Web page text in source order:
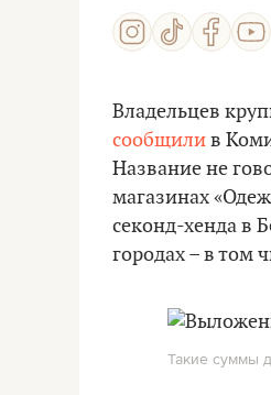
Владельцев
сообщилив
Название не
магазинах
секонд-хенда в
городах – в том
Такие суммы